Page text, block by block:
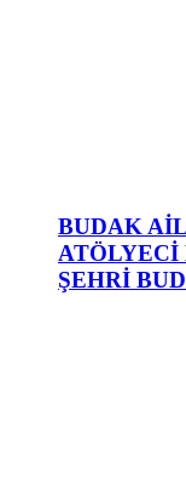
BUDAK
ATÖLYECİ
ŞEHRİ